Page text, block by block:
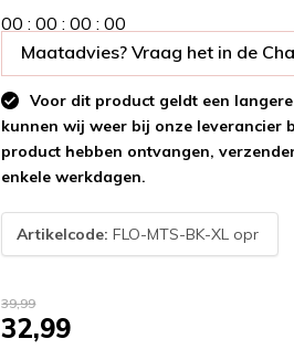
00 :00 :00 :00
Maatadvies? Vraag het in de
Voor dit product geldt een
kunnen wij weer bij onze leverancier
product hebben ontvangen,
enkele werkdagen.
Artikelcode: FLO-MTS-BK-XL opr
39,99
32,99